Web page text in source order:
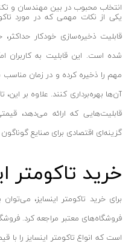
سنباده شارژی
بلوور شارژی
سنباده شارژی
کارواش شارژی
شمشادزن شارژی
دستگاه چسب
اکسپندر
میکسر شارژی
فن
حدیده زن شارژی
کیت ابزار شارژی
نکستول - NEXTOOL
اچ تی سی - HTC
وینکس - Winex
ازبست - EZBEST
لان تاپ - LAUNTOP
بلک مکس - Black Max
سیلور - Silver
کستل - Castel
اینتیمکس - INTIMAX
کلاسیک - Classic
آلپینوکس - ALPINOX
آبی روشن
نقره ای-قرمز-مشکی
مشکی-قرمز
سرمه ای - مشکی
زرد - سفید
سفید - مشکی - قرمز
نارنجی - مشکی
سفید
قرمز- مشکی-نقره‌ای
سفید - نقره‌ای
زرد - نقره‌ای
انتخاب محبوب در بین مهندسان و
قابلیت ذخیره‌سازی خودکار حداکثر،
شده است. این قابلیت به کاربران
مهم را ذخیره کرده و در زمان مناسب
آن‌ها بهره‌برداری کنند. علاوه بر
قابلیت‌هایی که ارائه می‌دهد،
گزینه‌ای اقتصادی برای صنایع
خرید تاکومتر
برای خرید تاکومتر اینسایز،
فروشگاه‌های معتبر مراجعه کرد.
است که انواع تاکومتر اینسایز را